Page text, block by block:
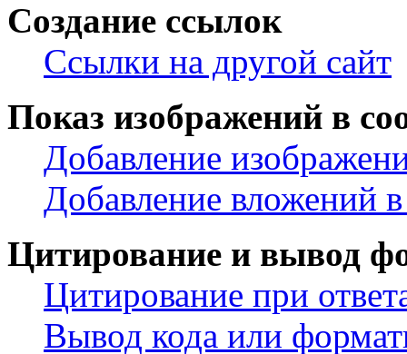
Создание ссылок
Ссылки на другой сайт
Показ изображений в
Добавление
Добавление вложений
Цитирование и вывод
Цитирование при
Вывод кода или